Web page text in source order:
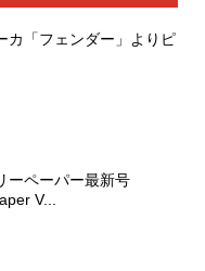
カ「フェンダー」よりピ
ーペーパー最新号
V...